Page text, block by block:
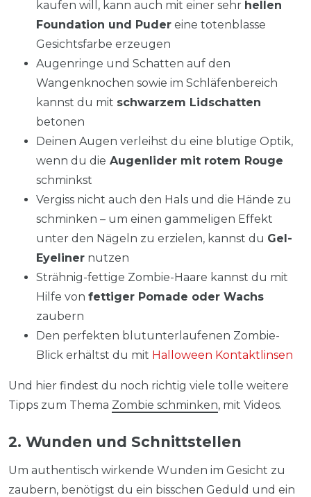
kaufen will, kann auch mit einer sehr hellen
Foundation und Puder eine totenblasse
Gesichtsfarbe erzeugen
Augenringe und Schatten auf den
Wangenknochen sowie im Schläfenbereich
kannst du mit schwarzem Lidschatten
betonen
Deinen Augen verleihst du eine blutige Optik,
wenn du die Augenlider mit rotem Rouge
schminkst
Vergiss nicht auch den Hals und die Hände zu
schminken – um einen gammeligen Effekt
unter den Nägeln zu erzielen, kannst du Gel-
Eyeliner nutzen
Strähnig-fettige Zombie-Haare kannst du mit
Hilfe von fettiger Pomade oder Wachs
zaubern
Den perfekten blutunterlaufenen Zombie-
Blick erhältst du mit Halloween Kontaktlinsen
Und hier findest du noch richtig viele tolle weitere
Tipps zum Thema Zombie schminken, mit Videos.
2. Wunden und Schnittstellen
Um authentisch wirkende Wunden im Gesicht zu
zaubern, benötigst du ein bisschen Geduld und ein